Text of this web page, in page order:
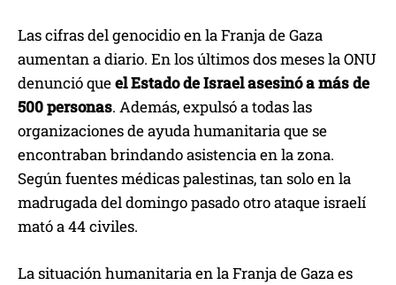
Las cifras del genocidio en la Franja de Gaza
aumentan a diario. En los últimos dos meses la ONU
denunció queel Estado de Israel asesinó a más de
500 personas. Además, expulsó a todas las
organizaciones de ayuda humanitaria que se
encontraban brindando asistencia en la zona.
Según fuentes médicas palestinas, tan solo en la
madrugada del domingo pasado otro ataque israelí
mató a 44 civiles.
La situación humanitaria en la Franja de Gaza es